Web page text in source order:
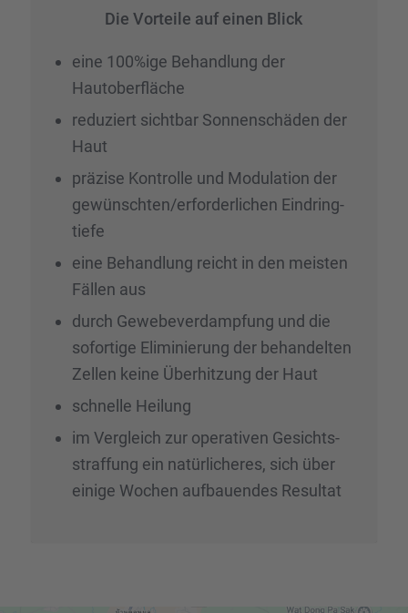
Die Vorteile auf einen Blick
eine 100%ige Behand­lung der
Hautober­flä­che
reduziert sicht­bar Sonnen­schä­den der
Haut
präzise Kontrolle und Modula­tion der
gewünschten/erforderlichen Eindring­
tiefe
eine Behand­lung reicht in den meisten
Fällen aus
durch Gewebe­ver­damp­fung und die
sofor­tige Elimi­nie­rung der behan­del­ten
Zellen keine Überhit­zung der Haut
schnelle Heilung
im Vergleich zur opera­ti­ven Gesichts­
straf­fung ein natür­li­che­res, sich über
einige Wochen aufbau­en­des Resul­tat